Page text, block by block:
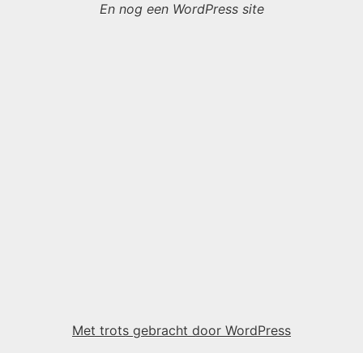
En nog een WordPress site
Met trots gebracht door WordPress